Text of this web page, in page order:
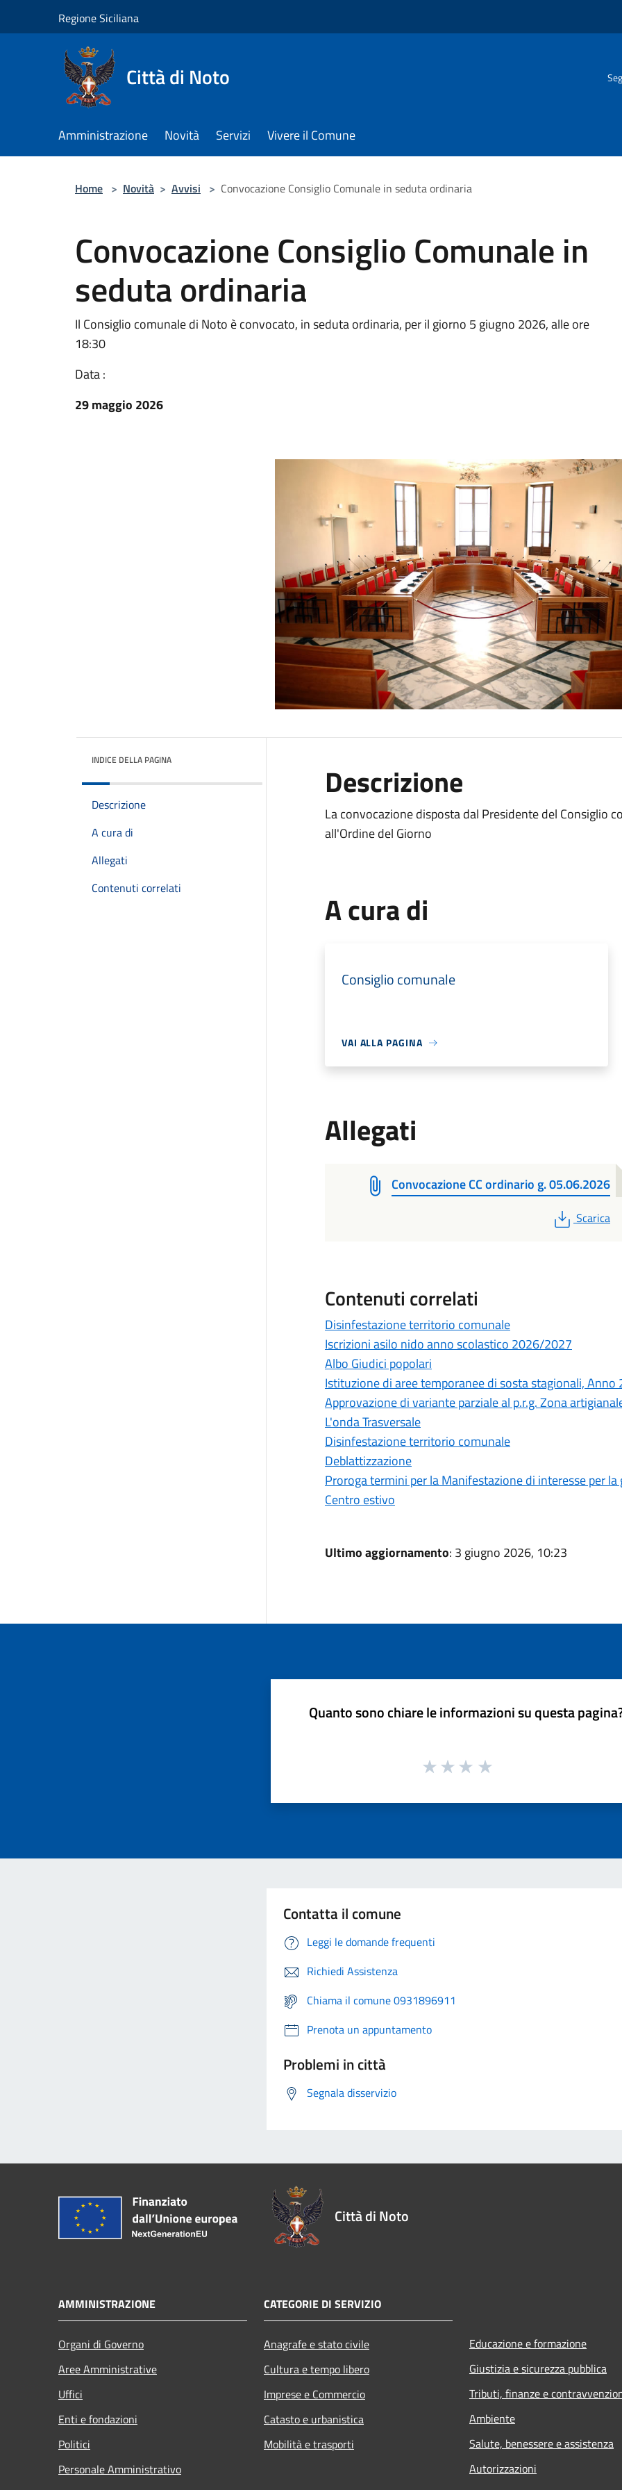
Regione Siciliana
Città di Noto
Amministrazione Novità Servizi Vivere il Comune
Home > Novità > Avvisi > Convocazione Consiglio Comunale in seduta ordinaria
Convocazione Consiglio Comunale in
seduta ordinaria
Il Consiglio comunale di Noto è convocato, in seduta ordinaria, per il giorno 5 giugno 2026, alle ore
18:30
Data :
29 maggio 2026
INDICE DELLA PAGINA
Descrizione
A cura di
Allegati
Contenuti correlati
Descrizione
La convocazione disposta dal Presidente del Consiglio
all'Ordine del Giorno
A cura di
Consiglio comunale
VAI ALLA PAGINA
Allegati
Convocazione CC ordinario g. 05.06.2026
PDF
Scarica
Contenuti correlati
Disinfestazione territorio comunale
Iscrizioni asilo nido anno scolastico 2026/2027
Albo Giudici popolari
Istituzione di aree temporanee di sosta stagionali, Anno
Approvazione di variante parziale al p.r.g. Zona
L'onda Trasversale
Disinfestazione territorio comunale
Deblattizzazione
Proroga termini per la Manifestazione di interesse per
Centro estivo
Ultimo aggiornamento: 3 giugno 2026, 10:23
Quanto sono chiare le informazioni su questa
Contatta il comune
Leggi le domande frequenti
Richiedi Assistenza
Chiama il comune 0931896911
Prenota un appuntamento
Problemi in città
Segnala disservizio
Città di Noto
AMMINISTRAZIONE
Organi di Governo
Aree Amministrative
Uffici
Enti e fondazioni
Politici
Personale Amministrativo
CATEGORIE DI SERVIZIO
Anagrafe e stato civile
Cultura e tempo libero
Imprese e Commercio
Catasto e urbanistica
Mobilità e trasporti
Educazione e formazione
Giustizia e sicurezza pubblica
Tributi, finanze e
Ambiente
Salute, benessere e assistenza
Autorizzazioni